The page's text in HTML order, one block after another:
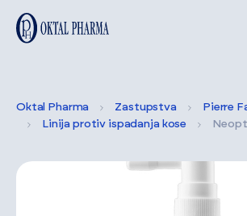
Oktal Pharma Zastupstva Pierre
Linija protiv ispadanja kose